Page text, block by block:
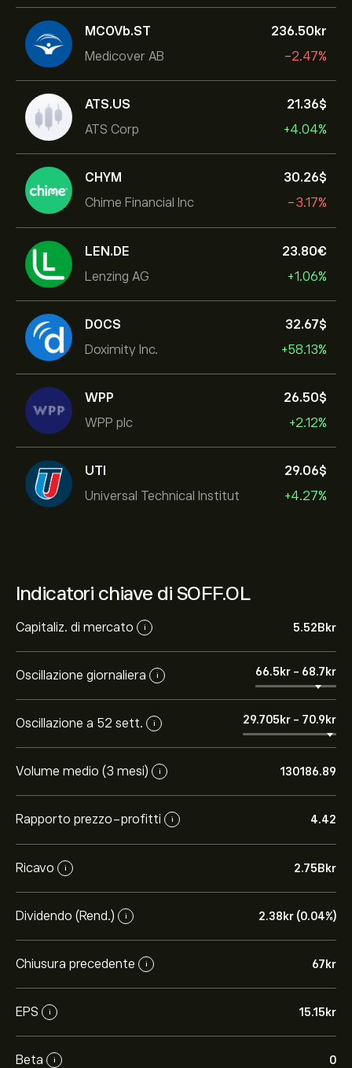
MCOVb.ST
Medicover AB
236.50‎kr‎
-2.47%
ATS.US
ATS Corp
21.36‎$‎
+4.04%
CHYM
Chime Financial Inc
30.26‎$‎
-3.17%
LEN.DE
Lenzing AG
23.80‎€‎
+1.06%
DOCS
Doximity Inc.
32.67‎$‎
+58.13%
WPP
WPP plc
26.50‎$‎
+2.12%
UTI
Universal Technical Institut
29.06‎$‎
+4.27%
Indicatori chiave di SOFF.OL
Capitaliz. di mercato i 5.52B‎kr‎
Oscillazione giornaliera i 66.5‎kr‎ - 68.7‎kr‎
Oscillazione a 52 sett. i 29.705‎kr‎ - 70.9‎kr‎
Volume medio (3 mesi) i 130186.89
Rapporto prezzo-profitti i 4.42
Ricavo i 2.75B‎kr‎
Dividendo (Rend.) i 2.38‎kr‎ (0.04%)
Chiusura precedente i 67‎kr‎
EPS i 15.15‎kr‎
Beta i 0